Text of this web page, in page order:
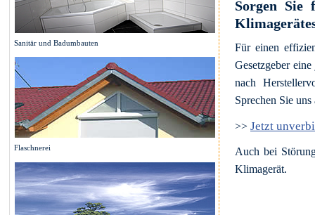
Sanitär und Badumbauten
Flaschnerei
Sorgen Sie
Für einen
Gesetzgeber
nach
Sprechen Sie
>> Jetzt
Auch bei
Klimagerät.